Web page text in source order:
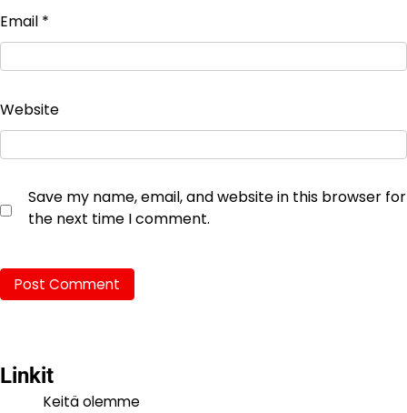
Email *
Website
Save my name, email, and website in this browser for
the next time I comment.
Linkit
Keitä olemme